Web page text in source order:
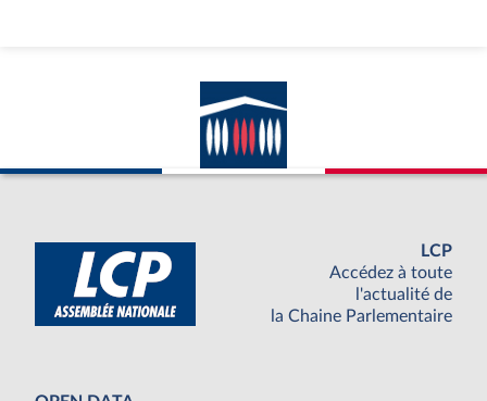
LCP
Accédez à toute
l'actualité de
la Chaine Parlementaire